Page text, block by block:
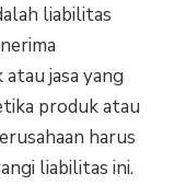
liabilitas
jasa yang
produk atau
harus
liabilitas ini.